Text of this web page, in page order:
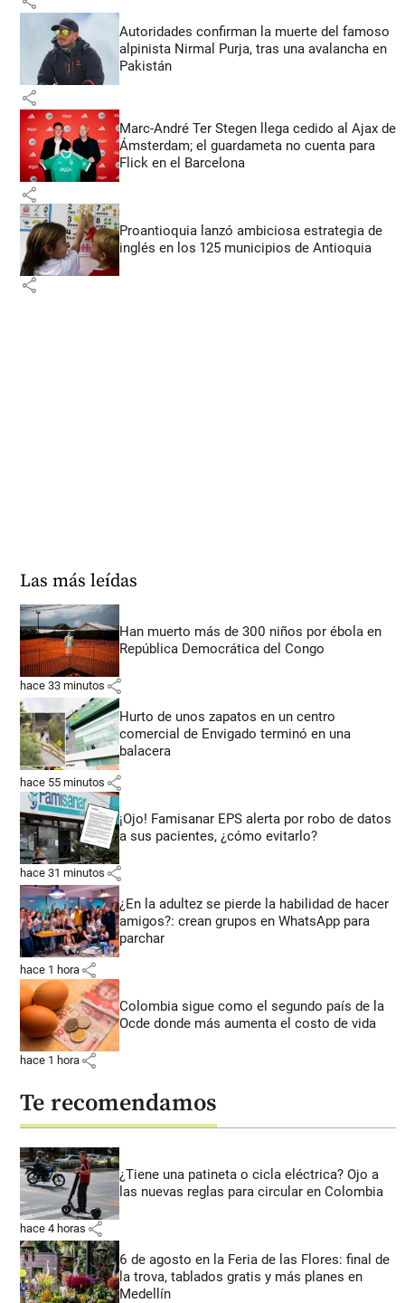
Autoridades confirman la muerte del famoso
alpinista Nirmal Purja, tras una avalancha en
Pakistán
share
Marc-André Ter Stegen llega cedido al Ajax de
Ámsterdam; el guardameta no cuenta para
Flick en el Barcelona
share
Proantioquia lanzó ambiciosa estrategia de
inglés en los 125 municipios de Antioquia
share
Las más leídas
Han muerto más de 300 niños por ébola en
República Democrática del Congo
hace 33 minutos share
Hurto de unos zapatos en un centro
comercial de Envigado terminó en una
balacera
hace 55 minutos share
¡Ojo! Famisanar EPS alerta por robo de datos
a sus pacientes, ¿cómo evitarlo?
hace 31 minutos share
¿En la adultez se pierde la habilidad de hacer
amigos?: crean grupos en WhatsApp para
parchar
hace 1 hora share
Colombia sigue como el segundo país de la
Ocde donde más aumenta el costo de vida
hace 1 hora share
Te recomendamos
¿Tiene una patineta o cicla eléctrica? Ojo a
las nuevas reglas para circular en Colombia
hace 4 horas share
6 de agosto en la Feria de las Flores: final de
la trova, tablados gratis y más planes en
Medellín